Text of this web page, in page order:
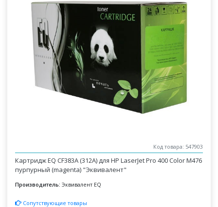
Код товара: 547903
Картридж EQ CF383A (312A) для HP LaserJet Pro 400 Color M476
пурпурный (magenta) "Эквивалент"
Производитель: Эквивалент EQ
Сопутствующие товары